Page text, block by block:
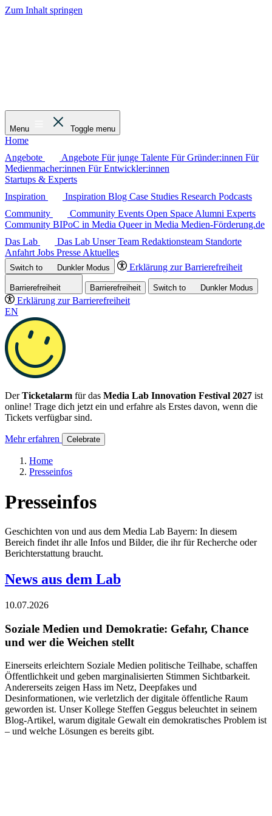
Zum Inhalt springen
Menu Toggle menu
Home
Angebote
Angebote Für junge Talente Für Gründer:innen Für
Medienmacher:innen Für Entwickler:innen
Startups & Experts
Inspiration
Inspiration Blog Case Studies Research Podcasts
Community
Community Events Open Space Alumni Experts
Community BIPoC in Media Queer in Media Medien-Förderung.de
Das Lab
Das Lab Unser Team Redaktionsteam Standorte
Anfahrt Jobs Presse Aktuelles
Switch to DunklerModus Erklärung zur Barrierefreiheit
Barrierefreiheit Barrierefreiheit Switch to DunklerModus
Erklärung zur Barrierefreiheit
EN
DerTicketalarm für das Media Lab Innovation Festival 2027 ist
online! Trage dich jetzt ein und erfahre als Erstes davon, wenn die
Tickets verfügbar sind.
Mehr erfahren Celebrate
Home
Presseinfos
Presseinfos
Geschichten von und aus dem Media Lab Bayern: In diesem
Bereich findet ihr alle Infos und Bilder, die ihr für Recherche oder
Berichterstattung braucht.
News aus dem Lab
10.07.2026
Soziale Medien und Demokratie: Gefahr, Chance
und wer die Weichen stellt
Einerseits erleichtern Soziale Medien politische Teilhabe, schaffen
Öffentlichkeit und geben marginalisierten Stimmen Sichtbarkeit.
Andererseits zeigen Hass im Netz, Deepfakes und
Desinformationen, wie verletzlich der digitale öffentliche Raum
geworden ist. Unser Kollege Steffen Geggus beleuchtet in seinem
Blog-Artikel, warum digitale Gewalt ein demokratisches Problem ist
– und welche Lösungen es bereits gibt.